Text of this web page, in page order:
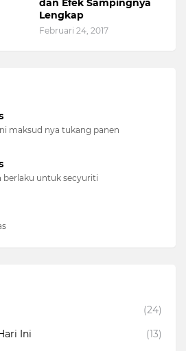
dan Efek Sampingnya
Lengkap
Februari 24, 2017
maksud nya tukang panen
berlaku untuk secyuriti
(24)
Ini
(13)